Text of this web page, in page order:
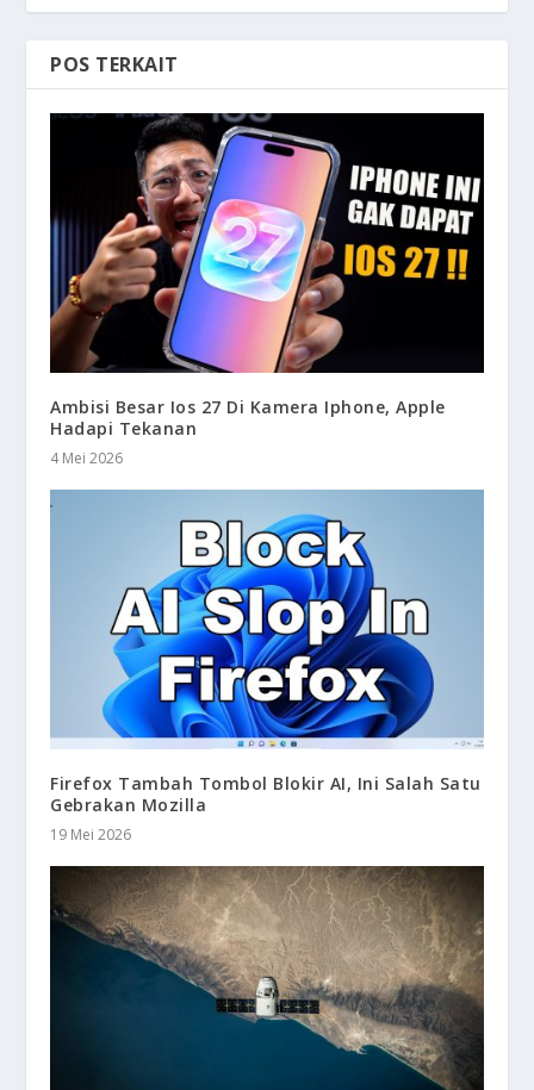
POS TERKAIT
Ambisi Besar Ios 27 Di Kamera Iphone, Apple
Hadapi Tekanan
4 Mei 2026
Firefox Tambah Tombol Blokir AI, Ini Salah Satu
Gebrakan Mozilla
19 Mei 2026